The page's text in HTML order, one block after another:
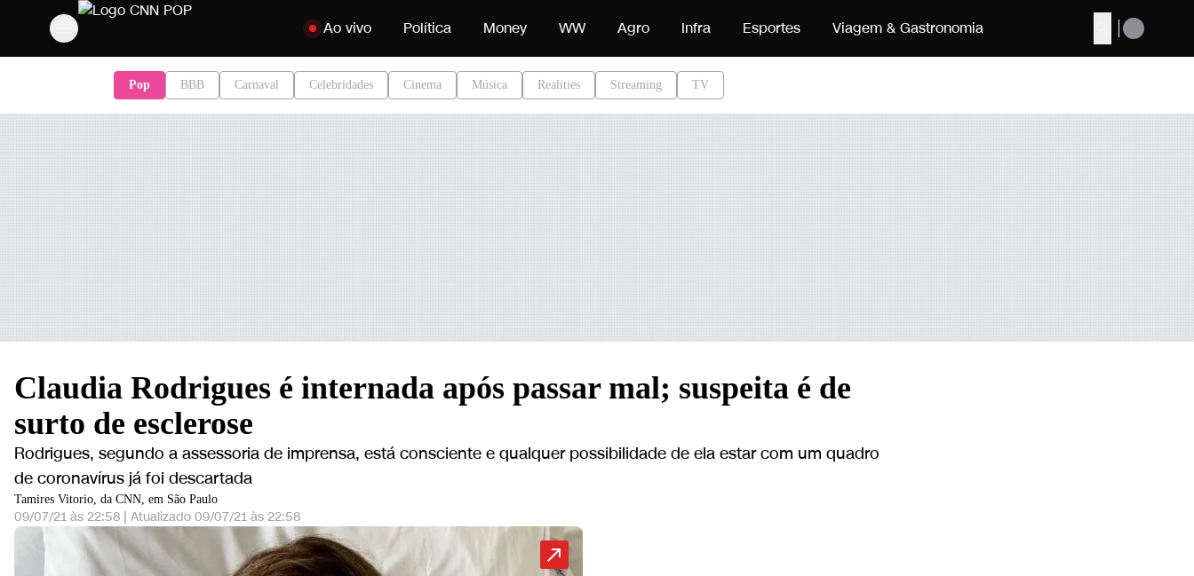
Buscar
Pular para o conteúdo
Ao vivo Política Money WW Agro Infra Esportes Viagem & Gastronomia
Pop BBB Carnaval Celebridades Cinema Música Realities Streaming TV
Claudia Rodrigues é internada após passar mal; suspeita é de
surto de esclerose
Rodrigues, segundo a assessoria de imprensa, está consciente e qualquer possibilidade de ela estar com um quadro
de coronavírus já foi descartada
Tamires Vitorio, da CNN, em São Paulo
09/07/21 às 22:58 | Atualizado 09/07/21 às 22:58